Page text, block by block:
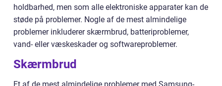
holdbarhed, men som alle elektroniske apparater kan de
støde på problemer. Nogle af de mest almindelige
problemer inkluderer skærmbrud, batteriproblemer,
vand- eller væskeskader og softwareproblemer.
Skærmbrud